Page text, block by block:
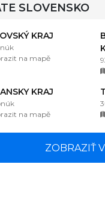
SLOVENSKO
KRAJ
na mapě
KRAJ
na mapě
ZOBRAZIŤ